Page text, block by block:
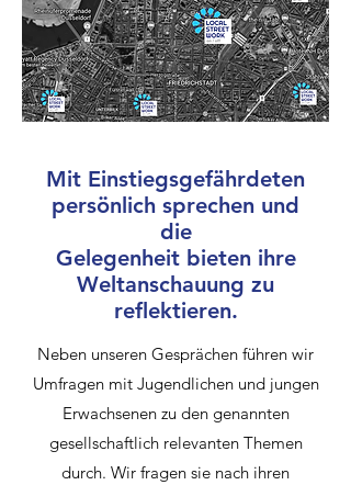
Mit Einstiegsgefährdeten
persönlich sprechen und
die
Gelegenheit bieten ihre
Weltanschauung zu
reflektieren.
Neben unseren Gesprächen führen wir
Umfragen mit Jugendlichen und jungen
Erwachsenen zu den genannten
gesellschaftlich relevanten Themen
durch. Wir fragen sie nach ihren